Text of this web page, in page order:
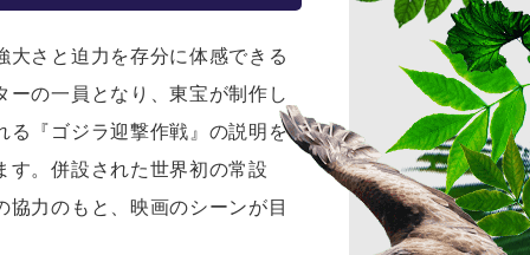
さと迫力を存分に体感できる
の一員となり、東宝が制作し
る『ゴジラ迎撃作戦』の説明を
す。併設された世界初の常設
力のもと、映画のシーンが目